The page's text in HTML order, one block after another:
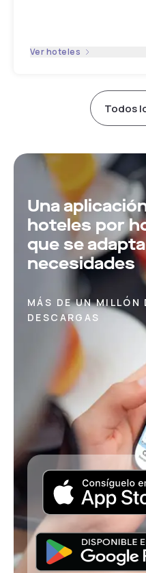
Ver hoteles
Todos
Una
hoteles por
que se
necesidades
MÁS DE UN MILLÓN
DESCARGAS